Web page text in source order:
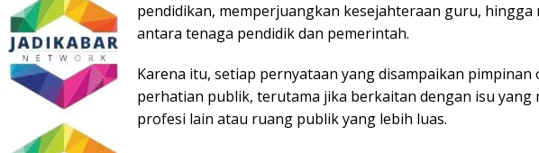
pendidikan, memperjuangkan kesejahteraan guru,
antara tenaga pendidik dan pemerintah.
Karena itu, setiap pernyataan yang disampaikan
perhatian publik, terutama jika berkaitan dengan isu
profesi lain atau ruang publik yang lebih luas.